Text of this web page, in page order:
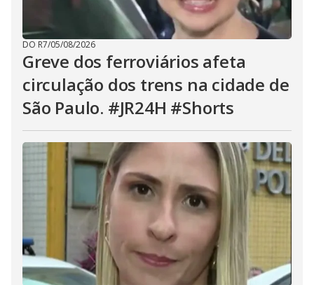
DO R7/05/08/2026
Greve dos ferroviários afeta
circulação dos trens na cidade de
São Paulo. #JR24H #Shorts